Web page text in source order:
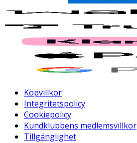
Köpvillkor
Integritetspolicy
Cookiepolicy
Kundklubbens medlemsvillkor
Tillgänglighet